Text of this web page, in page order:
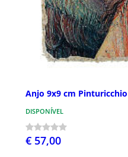
Anjo 9x9 cm
DISPONÍVEL
€ 57,00